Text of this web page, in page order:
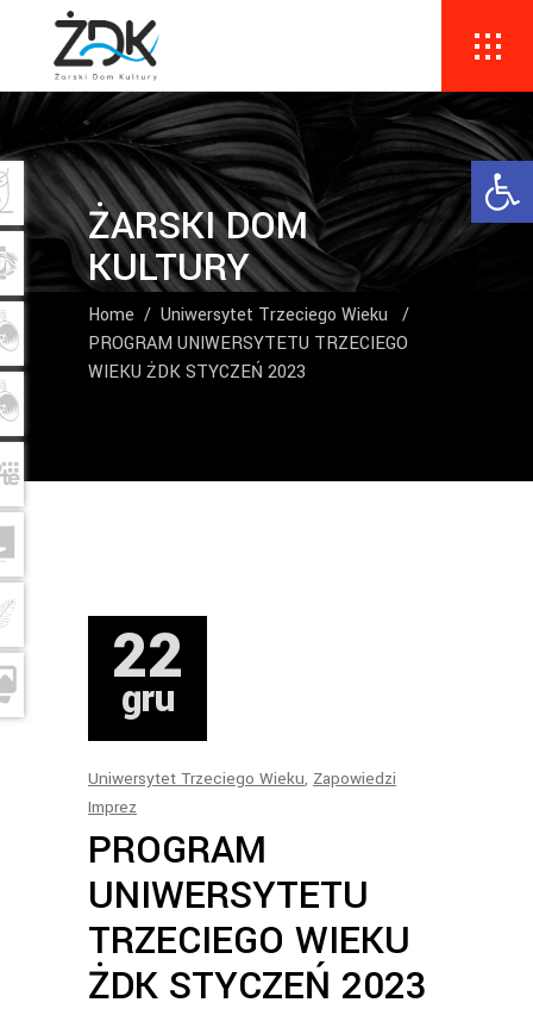
ŻARSKI DOM
KULTURY
Home / Uniwersytet Trzeciego Wieku
/
PROGRAM UNIWERSYTETU TRZECIEGO
WIEKU ŻDK STYCZEŃ 2023
22
gru
Uniwersytet Trzeciego Wieku, Zapowiedzi
Imprez
PROGRAM
UNIWERSYTETU
TRZECIEGO WIEKU
ŻDK STYCZEŃ 2023